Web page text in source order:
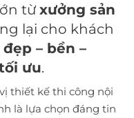
từ xưởng sản
lại cho khách
đẹp – bền –
ưu.
thiết kế thi công nội
là lựa chọn đáng tin